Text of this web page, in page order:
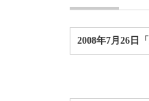
2008年7月26日